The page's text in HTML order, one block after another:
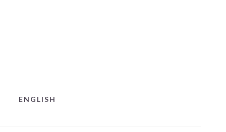
ENGLISH